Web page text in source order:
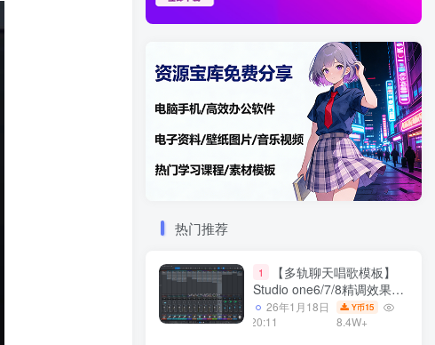
热门推荐
1
【多轨聊天唱歌模板】
Studio one6/7/8精调效果包
多种效果模式 声卡调试好直
播预设模板
26年1月18日
20:11
Y币15
8.4W+